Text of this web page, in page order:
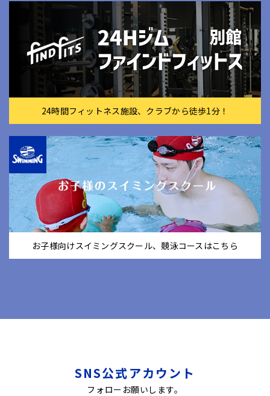
24時間フィットネス施設、クラブから徒歩1分！
お子様向けスイミングスクール、競泳コースはこちら
SNS公式アカウント
フォローお願いします。